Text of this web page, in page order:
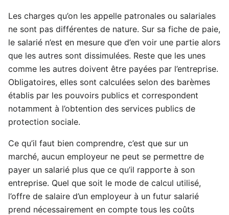
Les charges qu’on les appelle patronales ou salariales
ne sont pas différentes de nature. Sur sa fiche de paie,
le salarié n’est en mesure que d’en voir une partie alors
que les autres sont dissimulées. Reste que les unes
comme les autres doivent être payées par l’entreprise.
Obligatoires, elles sont calculées selon des barèmes
établis par les pouvoirs publics et correspondent
notamment à l’obtention des services publics de
protection sociale.
Ce qu’il faut bien comprendre, c’est que sur un
marché, aucun employeur ne peut se permettre de
payer un salarié plus que ce qu’il rapporte à son
entreprise. Quel que soit le mode de calcul utilisé,
l’offre de salaire d’un employeur à un futur salarié
prend nécessairement en compte tous les coûts